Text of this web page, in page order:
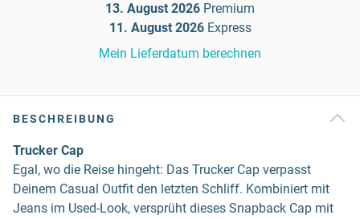
13. August 2026 Premium
11. August 2026 Express
Mein Lieferdatum berechnen
BESCHREIBUNG
Trucker Cap
Egal, wo die Reise hingeht: Das Trucker Cap verpasst
Deinem Casual Outfit den letzten Schliff. Kombiniert mit
Jeans im Used-Look, versprüht dieses Snapback Cap mit